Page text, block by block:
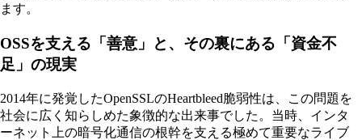
ます。
OSSを支える「善意」と、その裏にある「資金不
足」の現実
2014年に発覚したOpenSSLのHeartbleed脆弱性は、この問題を
社会に広く知らしめた象徴的な出来事でした。当時、インタ
ーネット上の暗号化通信の根幹を支える極めて重要なライブ